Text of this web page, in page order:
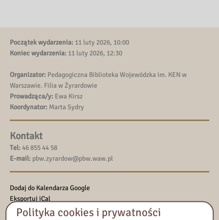
Początek wydarzenia: 11 luty 2026, 10:00
Koniec wydarzenia: 11 luty 2026, 12:30
Organizator: Pedagogiczna Biblioteka Wojewódzka im. KEN w
Warszawie. Filia w Żyrardowie
Prowadząca/y: Ewa Kirsz
Koordynator: Marta Sydry
Kontakt
Tel:46 855 44 58
E-mail: pbw.zyrardow@pbw.waw.pl
Dodaj do Kalendarza Google
Eksportuj iCal
Polityka cookies i prywatności